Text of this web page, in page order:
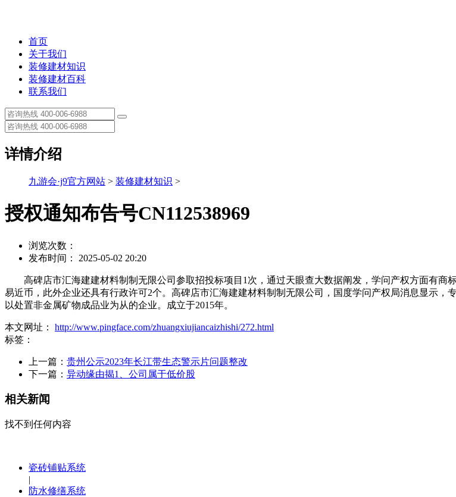
首页
关于我们
装修建材知识
装修建材百科
联系我们
详情介绍
九游会·j9官方网站 > 装修建材知识 >
授权通知布告号CN112538969
浏览次数：
发布时间： 2025-05-02 20:20
高碑店市汇海建建材料制制无限公司参取招投标项目1次，通过天眼查大数据阐发，学问产权方面有商
易近币，此外企业还具有行政许可2个。高碑店市汇海建建材料制制无限公司，国度学问产权局消息显示，
以处置非金属矿物成品业为从的企业。成立于2015年。
本文网址： http://www.pingface.com/zhuangxiujiancaizhishi/272.html
标签：
上一篇： 贵州公示2023年长江带生态警示片问题整改
下一篇： 异动缘由揭1、公司属于低价股
相关新闻
找不到任何内容
瓷砖铺贴系统
|
防水修缮系统